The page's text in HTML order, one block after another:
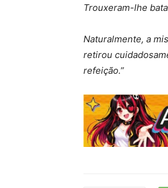
Trouxeram-lhe
Naturalmente, a
retirou
refeição.”